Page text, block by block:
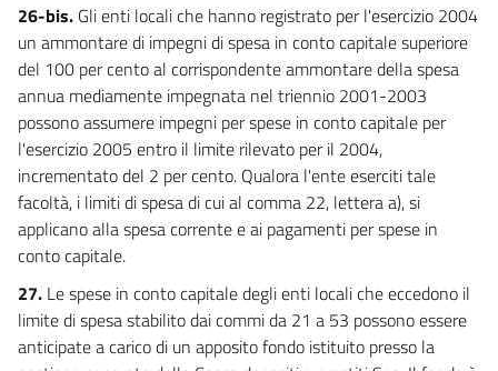
26-bis. Gli enti locali che hanno registrato per l'esercizio 2004
un ammontare di impegni di spesa in conto capitale superiore
del 100 per cento al corrispondente ammontare della spesa
annua mediamente impegnata nel triennio 2001-2003
possono assumere impegni per spese in conto capitale per
l'esercizio 2005 entro il limite rilevato per il 2004,
incrementato del 2 per cento. Qualora l'ente eserciti tale
facoltà, i limiti di spesa di cui al comma 22, lettera a), si
applicano alla spesa corrente e ai pagamenti per spese in
conto capitale.
27. Le spese in conto capitale degli enti locali che eccedono il
limite di spesa stabilito dai commi da 21 a 53 possono essere
anticipate a carico di un apposito fondo istituito presso la